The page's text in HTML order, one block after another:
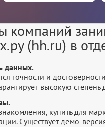
компаний
(hh.ru) в
данных.
точности и
высокую
купить для
Существует демо-